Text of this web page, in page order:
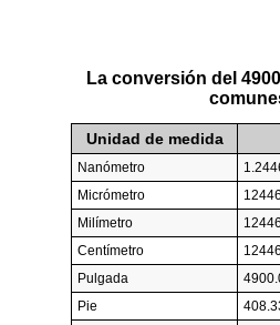
La conversión del
Unidad de medida
Nanómetro
Micrómetro
Milímetro
Centímetro
Pulgada
Pie